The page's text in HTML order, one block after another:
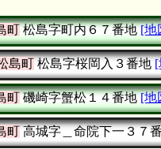
町松島字町内６７番地 [地
島町松島字桜岡入３番地 [
町磯崎字蟹松１４番地 [地
町高城字＿命院下一３７